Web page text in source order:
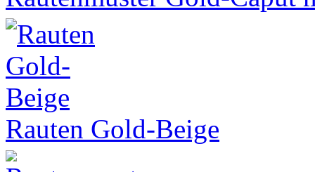
Rauten Gold-Beige